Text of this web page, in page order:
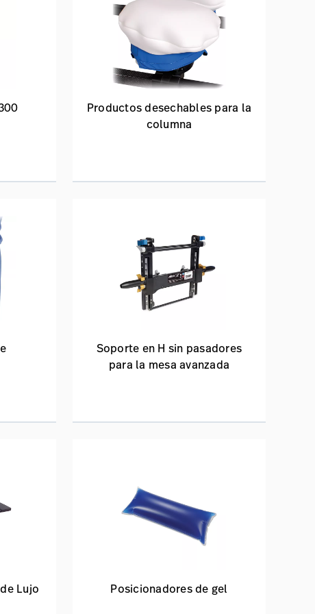
Productos desechables para la
columna
Soporte en H sin pasadores
para la mesa avanzada
Lujo Posicionadores de gel